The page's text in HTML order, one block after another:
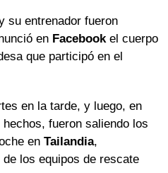
su entrenador fueron
en Facebookel cuerpo
que participó en el
en la tarde, y luego, en
fueron saliendo los
en Tailandia,
los equipos de rescate